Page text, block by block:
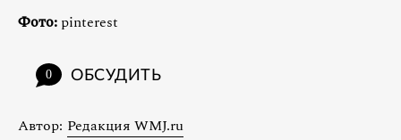
Фото: pinterest
0 ОБСУДИТЬ
Автор: Редакция WMJ.ru